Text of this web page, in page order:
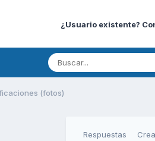
¿Usuario existente?
(fotos)
Respuestas